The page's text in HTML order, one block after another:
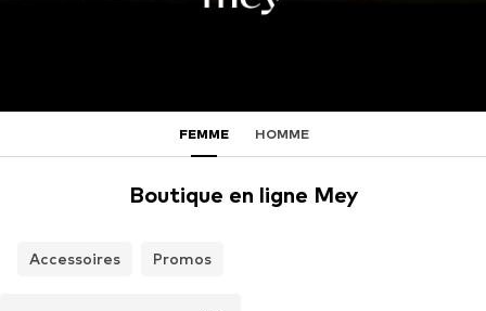
FEMME HOMME
Boutique en ligne Mey
Accessoires Promos